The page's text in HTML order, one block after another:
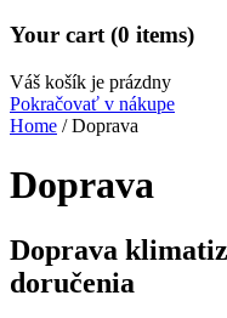
Your cart (0 items)
Váš košík je prázdny
Pokračovať v nákupe
Home / Doprava
Doprava
Doprava
doručenia